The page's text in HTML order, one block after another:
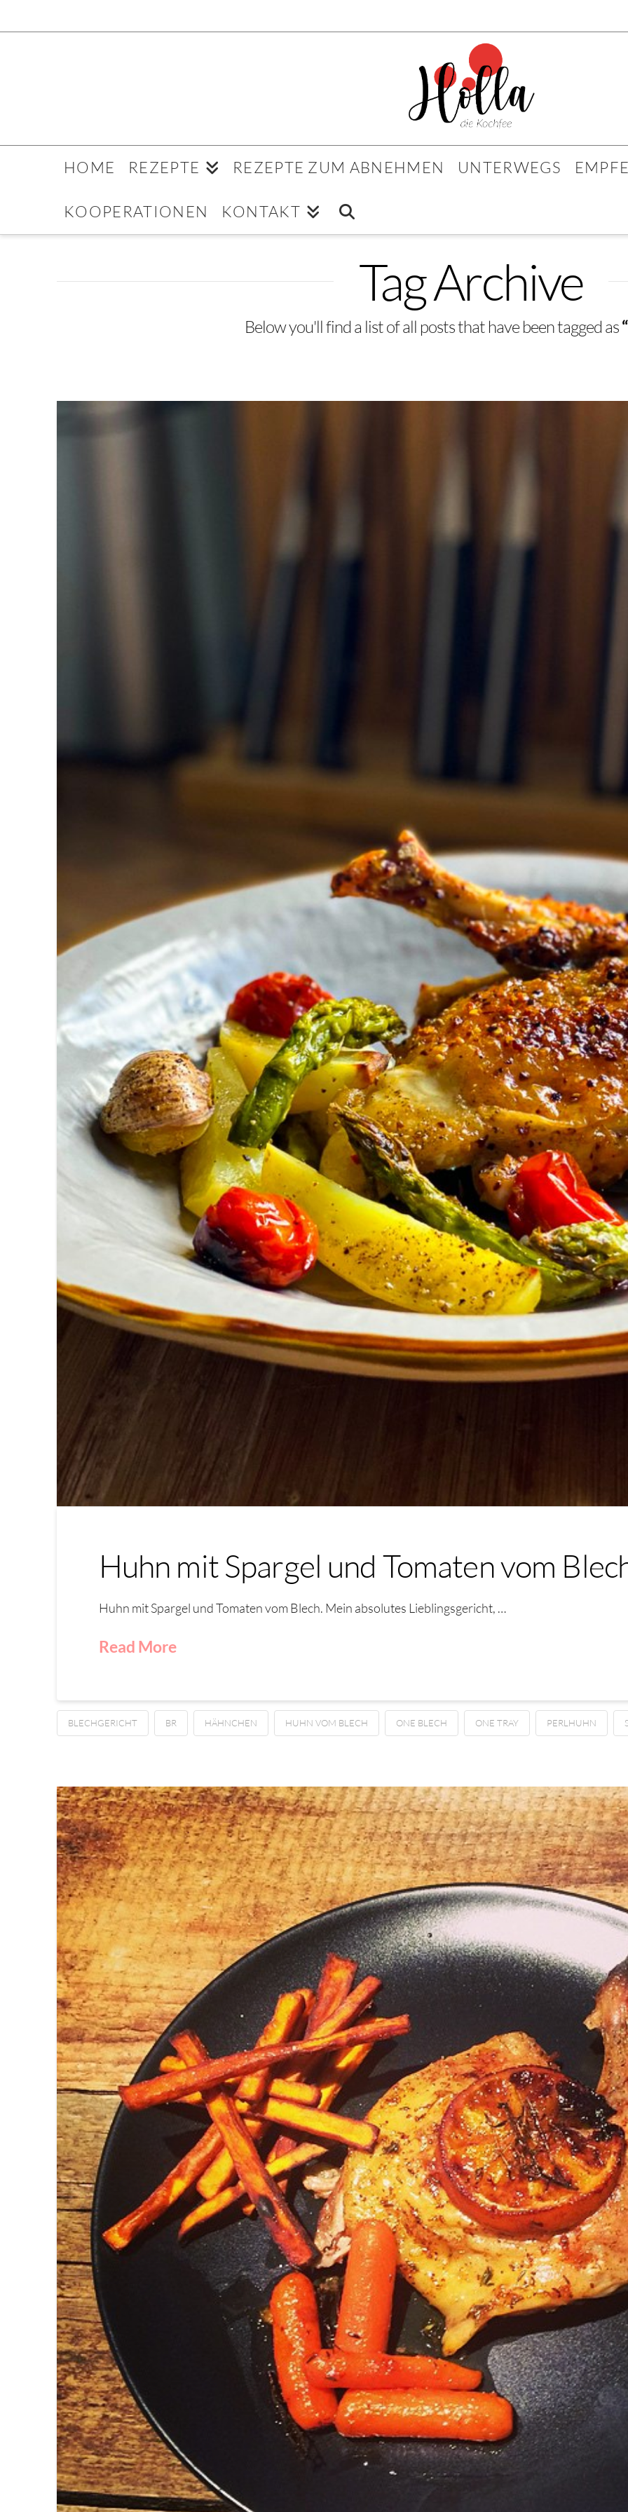
HOME REZEPTE REZEPTE ZUM ABNEHMEN UNTERWEGS
KOOPERATIONEN KONTAKT
Tag Archive
Below you'll find a list of all posts that have been tagged as
Huhn mit Spargel und Tomaten vom
Huhn mit Spargel und Tomaten vom Blech. Mein absolutes Lieblingsgericht, …
Read More
BLECHGERICHT BR HÄHNCHEN HUHN VOM BLECH ONE BLECH ONE TRAY PERLHUHN